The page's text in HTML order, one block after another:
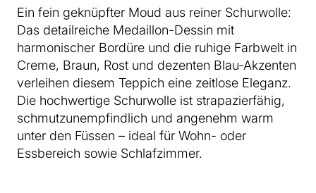
Ein fein geknüpfter Moud aus reiner Schurwolle:
Das detailreiche Medaillon-Dessin mit
harmonischer Bordüre und die ruhige Farbwelt in
Creme, Braun, Rost und dezenten Blau-Akzenten
verleihen diesem Teppich eine zeitlose Eleganz.
Die hochwertige Schurwolle ist strapazierfähig,
schmutzunempfindlich und angenehm warm
unter den Füssen – ideal für Wohn- oder
Essbereich sowie Schlafzimmer.